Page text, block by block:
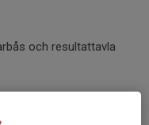
och resultattavla
man ska in i klubbhuset.